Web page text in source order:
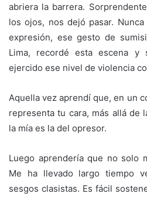
abriera la barrera.
los ojos, nos dejó pasar.
expresión, ese gesto de
Lima, recordé esta escena y
ejercido ese nivel de violencia
Aquella vez aprendí que, en un
representa tu cara, más allá de
la mía es la del opresor.
Luego aprendería que no solo
Me ha llevado largo tiempo
sesgos clasistas. Es fácil